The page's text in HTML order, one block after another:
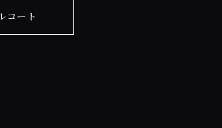
コート